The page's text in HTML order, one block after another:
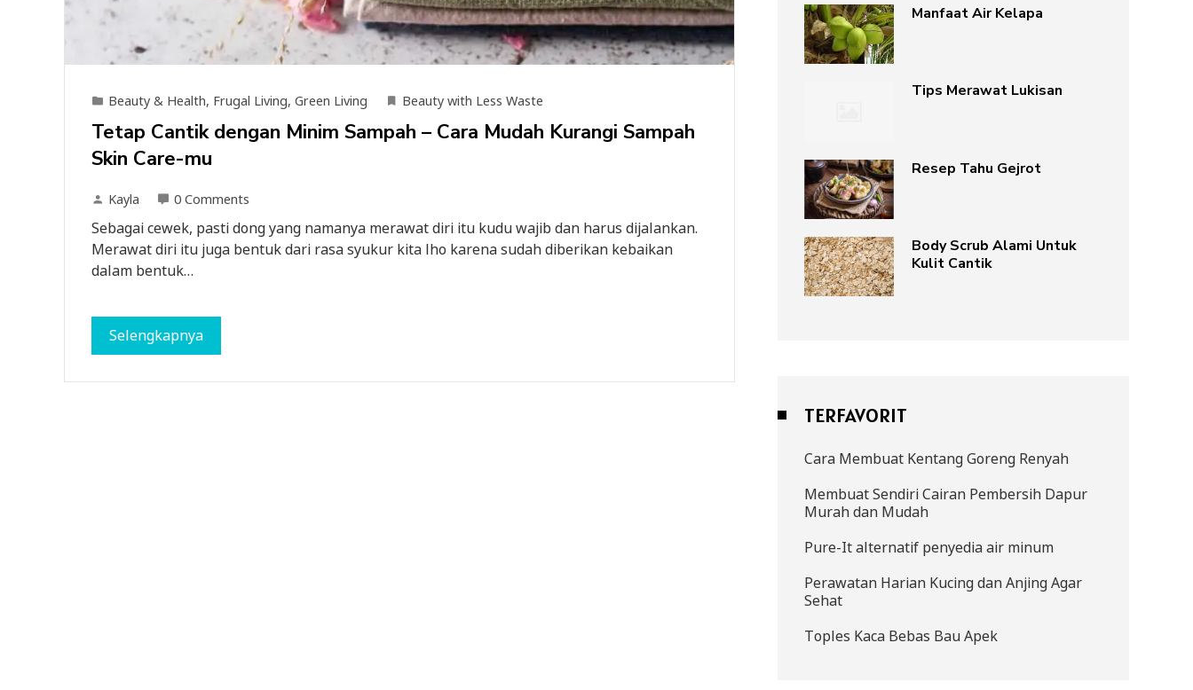
Beauty & Health, Frugal Living, Green Living Beauty with Less Waste
Tetap Cantik dengan Minim Sampah – Cara Mudah Kurangi Sampah
Skin Care-mu
Kayla 0 Comments
Sebagai cewek, pasti dong yang namanya merawat diri itu kudu wajib dan harus dijalankan.
Merawat diri itu juga bentuk dari rasa syukur kita lho karena sudah diberikan kebaikan
dalam bentuk…
Selengkapnya
Manfaat Air Kelapa
Tips Merawat Lukisan
Resep Tahu Gejrot
Body Scrub Alami Untuk
Kulit Cantik
TERFAVORIT
Cara Membuat Kentang Goreng Renyah
Membuat Sendiri Cairan Pembersih Dapur
Murah dan Mudah
Pure-It alternatif penyedia air minum
Perawatan Harian Kucing dan Anjing Agar
Sehat
Toples Kaca Bebas Bau Apek